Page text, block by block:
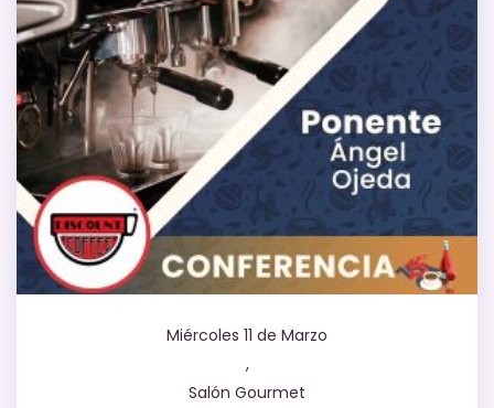
Miércoles 11 de Marzo
,
Salón Gourmet